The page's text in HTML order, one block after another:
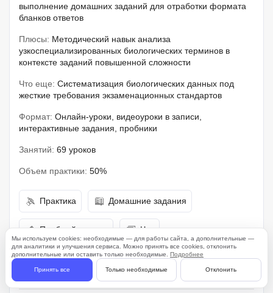
выполнение домашних заданий для отработки формата
бланков ответов
Плюсы: Методический навык анализа
узкоспециализированных биологических терминов в
контексте заданий повышенной сложности
Что еще: Систематизация биологических данных под
жесткие требования экзаменационных стандартов
Формат: Онлайн-уроки, видеоуроки в записи,
интерактивные задания, пробники
Занятий: 69 уроков
Объем практики: 50%
Практика Домашние задания
Пробный период Чат
Для начинающих
Мы используем cookies: необходимые — для работы сайта, а дополнительные —
для аналитики и улучшения сервиса. Можно принять все cookies, отклонить
дополнительные или оставить только необходимые. Подробнее
Принять все Только необходимые Отклонить